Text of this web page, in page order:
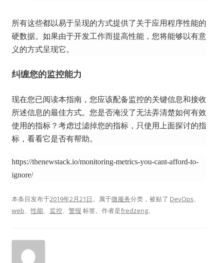
所有这些都以易于呈现的方式提供了关于应用程序性能的
硬数据。 如果由于开发工作而提高性能，您将能够以有意
义的方式呈现它。
纠缠您的监控能力
现在您已阅读本指南，您应该配备监控的关键信息和接收
所述信息的最佳方式。 您是否淹没了无法弄清楚如何有效
使用的指标？ 考虑过滤掉您的指标，只使用上面探讨的指
标，看看它是否有帮助。
https://thenewstack.io/monitoring-metrics-you-cant-afford-to-
ignore/
本条目发布于2019年2月21日。属于微服务分类，被贴了 DevOps、
web、 性能、 监控、 警报 标签。 作者是fredzeng。